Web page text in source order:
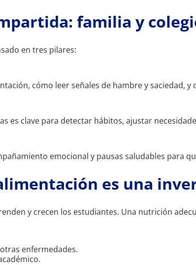
familia y
en tres pilares:
cómo leer señales de hambre y saciedad,
es clave para detectar hábitos, ajustar
emocional y pausas saludables para
es una
y crecen los estudiantes. Una nutrición
enfermedades.